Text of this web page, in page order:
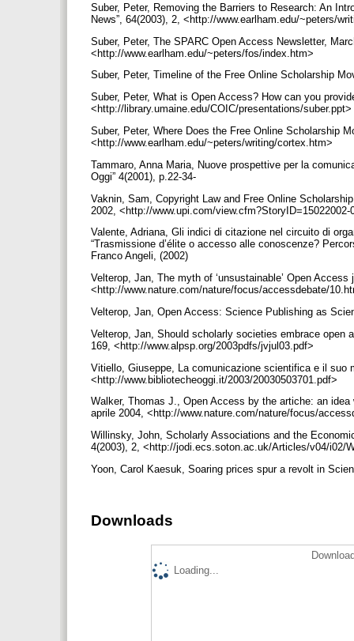
Suber, Peter, Removing the Barriers to Research: An
News”, 64(2003), 2, <http://www.earlham.edu/~peters/
Suber, Peter, The SPARC Open Access Newsletter,
<http://www.earlham.edu/~peters/fos/index.htm>
Suber, Peter, Timeline of the Free Online Scholarship
Suber, Peter, What is Open Access? How can you
<http://library.umaine.edu/COIC/presentations/suber.ppt>
Suber, Peter, Where Does the Free Online Scholarship
<http://www.earlham.edu/~peters/writing/cortex.htm>
Tammaro, Anna Maria, Nuove prospettive per la
Oggi” 4(2001), p.22-34-
Vaknin, Sam, Copyright Law and Free Online
2002, <http://www.upi.com/view.cfm?StoryID=15022002-
Valente, Adriana, Gli indici di citazione nel circuito di
“Trasmissione d’élite o accesso alle conoscenze?
Franco Angeli, (2002)
Velterop, Jan, The myth of ‘unsustainable’ Open
<http://www.nature.com/nature/focus/accessdebate/
Velterop, Jan, Open Access: Science Publishing as
Velterop, Jan, Should scholarly societies embrace open
169, <http://www.alpsp.org/2003pdfs/jvjul03.pdf>
Vitiello, Giuseppe, La comunicazione scientifica e il suo
<http://www.bibliotecheoggi.it/2003/20030503701.pdf>
Walker, Thomas J., Open Access by the artiche: an
aprile 2004, <http://www.nature.com/nature/focus/
Willinsky, John, Scholarly Associations and the
4(2003), 2, <http://jodi.ecs.soton.ac.uk/Articles/v04/i02/
Yoon, Carol Kaesuk, Soaring prices spur a revolt in
Downloads
Loading...